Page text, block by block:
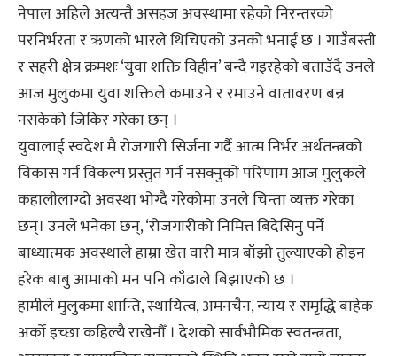
नेपाल अहिले अत्यन्तै असहज अवस्थामा रहेको निरन्तरको
परनिर्भरता र ऋणको भारले थिचिएको उनको भनाई छ । गाउँबस्ती
र सहरी क्षेत्र क्रमशः ‘युवा शक्ति विहीन’ बन्दै गइरहेको बताउँदै उनले
आज मुलुकमा युवा शक्तिले कमाउने र रमाउने वातावरण बन्न
नसकेको जिकिर गरेका छन् ।
युवालाई स्वदेश मै रोजगारी सिर्जना गर्दै आत्म निर्भर अर्थतन्त्रको
विकास गर्न विकल्प प्रस्तुत गर्न नसक्नुको परिणाम आज मुलुकले
कहालीलाग्दो अवस्था भोग्दै गरेकोमा उनले चिन्ता व्यक्त गरेका
छन्। उनले भनेका छन्, ‘रोजगारीको निमित्त बिदेसिनु पर्ने
बाध्यात्मक अवस्थाले हाम्रा खेत वारी मात्र बाँझो तुल्याएको होइन
हरेक बाबु आमाको मन पनि काँढाले बिझाएको छ ।
हामीले मुलुकमा शान्ति, स्थायित्व, अमनचैन, न्याय र समृद्धि बाहेक
अर्को इच्छा कहिल्यै राखेनौँ । देशको सार्वभौमिक स्वतन्त्रता,